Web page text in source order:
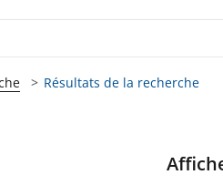
Résultats de la recherche